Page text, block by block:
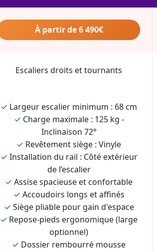
À partir de 6 490€
Escaliers droits et tournants
✓ Largeur escalier minimum : 68 cm
✓ Charge maximale : 125 kg -
Inclinaison 72°
✓ Revêtement siège : Vinyle
✓ Installation du rail : Côté extérieur
de l’escalier
✓ Assise spacieuse et confortable
✓ Accoudoirs longs et affinés
✓ Siège pliable pour gain d'espace
✓ Repose-pieds ergonomique (large
optionnel)
✓ Dossier rembourré mousse